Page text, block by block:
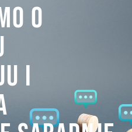
o
i